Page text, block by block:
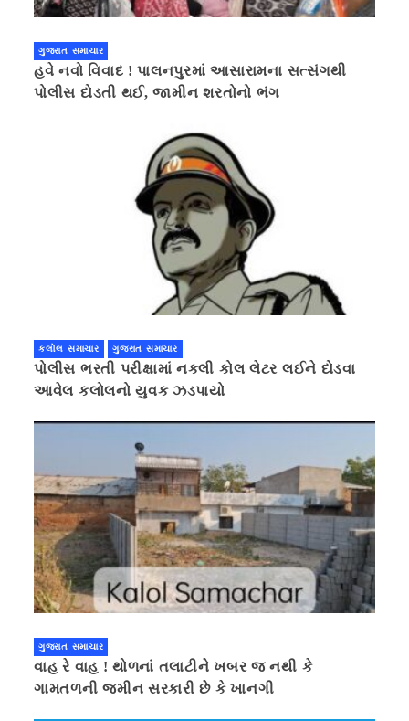
ગુજરાત સમાચાર
હવે નવો વિવાદ ! પાલનપુરમાં આસારામના સત્સંગથી
પોલીસ દોડતી થઈ, જામીન શરતોનો ભંગ
કલોલ સમાચાર ગુજરાત સમાચાર
પોલીસ ભરતી પરીક્ષામાં નકલી કોલ લેટર લઈને દોડવા
આવેલ કલોલનો યુવક ઝડપાયો
ગુજરાત સમાચાર
વાહ રે વાહ ! થોળનાં તલાટીને ખબર જ નથી કે
ગામતળની જમીન સરકારી છે કે ખાનગી